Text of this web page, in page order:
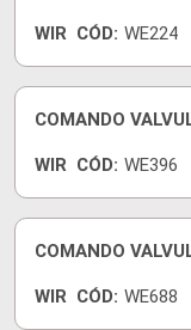
WIR CÓD: WE224
COMANDO
WIR CÓD: WE396
COMANDO
WIR CÓD: WE688